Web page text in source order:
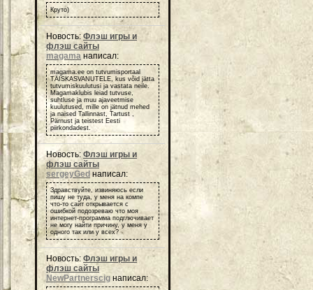
Круто)
Новость: Флэш игры и
флэш сайты
magama написал:
magama.ee on tutvumisportaal
TÄISKASVANUTELE, kus võid jätta
tutvumiskuulutusi ja vastata neile.
Magamaklubis leiad tutvuse,
suhtluse ja muu ajaveetmise
kuulutused, mille on jätnud mehed
ja naised Tallinnast, Tartust ,
Pärnust ja teistest Eesti
piirkondadest.
Новость: Флэш игры и
флэш сайты
sergeyGed написал:
Здравствуйте, извиняюсь если
пишу не туда, у меня на компе
что-то сайт открывается с
ошибкой подозреваю что моя
интернет-программа подглючивает
не могу найти причину, у меня у
одного так или у всех?
Новость: Флэш игры и
флэш сайты
NewPartnerscig написал: